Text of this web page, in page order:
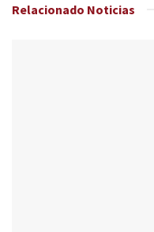
Relacionado Noticias